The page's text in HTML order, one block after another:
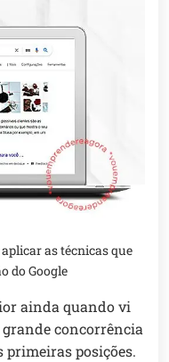
as técnicas que
do Google
ainda quando vi
concorrência
primeiras posições.